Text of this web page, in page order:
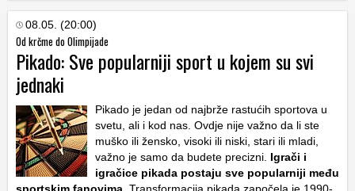
08.05. (20:00)
Od krčme do Olimpijade
Pikado: Sve popularniji sport u kojem su svi
jednaki
Pikado je jedan od najbrže rastućih sportova u
svetu, ali i kod nas. Ovdje nije važno da li ste
muško ili žensko, visoki ili niski, stari ili mladi,
važno je samo da budete precizni. Igrači i
igračice pikada postaju sve popularniji među